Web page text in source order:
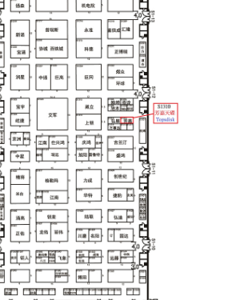
English
0